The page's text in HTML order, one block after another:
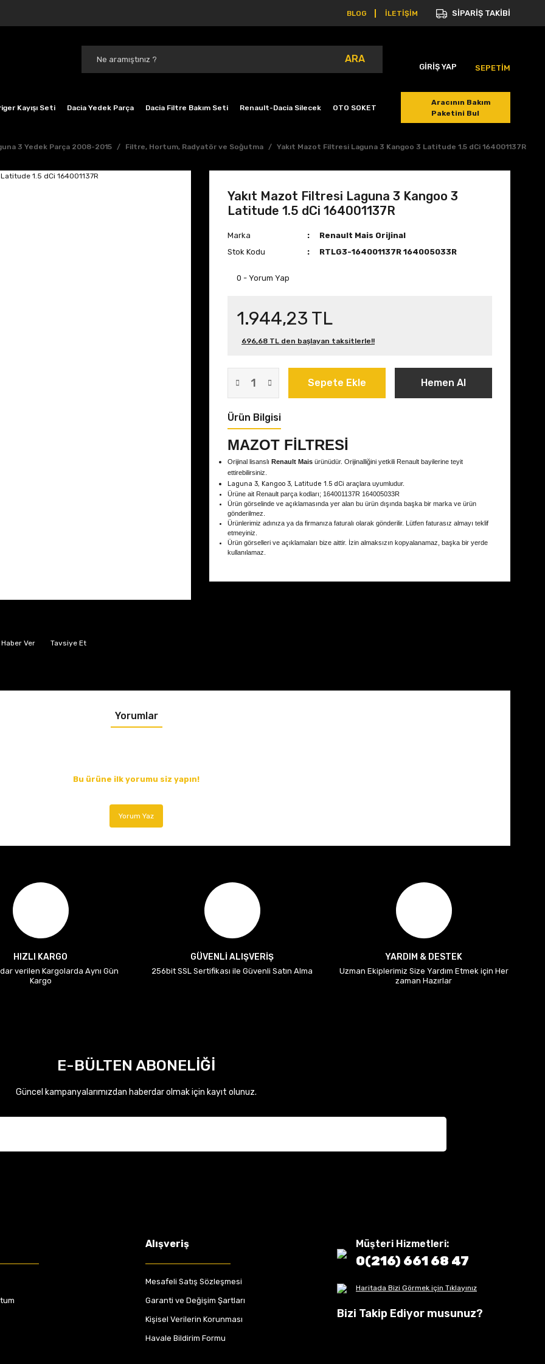
BLOG İLETİŞİM SİPARİŞ TAKİBİ
ARA
GİRİŞ YAP SEPETİM
Kayışı Seti Dacia Yedek Parça Dacia Filtre Bakım Seti Renault-Dacia Silecek OTO SOKET
Aracının Bakım
Paketini Bul
3 Yedek Parça 2008-2015 Filtre, Hortum, Radyatör ve Soğutma Yakıt Mazot Filtresi Laguna 3 Kangoo 3 Latitude 1.5 dCi 164001137R
Ver Tavsiye Et
Yakıt Mazot Filtresi Laguna 3 Kangoo 3
Latitude 1.5 dCi 164001137R
Marka
Renault Mais Orijinal
Stok Kodu
RTLG3-164001137R 164005033R
0 - Yorum Yap
1.944,23 TL
696,68 TL den başlayan taksitlerle!!
Sepete Ekle Hemen Al
Ürün Bilgisi
MAZOT FİLTRESİ
Orijinal lisanslı Renault Mais ürünüdür. Orijinalliğini yetkili Renault bayilerine teyit
ettirebilirsiniz.
Laguna 3, Kangoo 3, Latitude 1.5 dCi araçlara uyumludur.
Ürüne ait Renault parça kodları; 164001137R 164005033R
Ürün görselinde ve açıklamasında yer alan bu ürün dışında başka bir marka ve ürün
gönderilmez.
Ürünlerimiz adınıza ya da firmanıza faturalı olarak gönderilir. Lütfen faturasız almayı teklif
etmeyiniz.
Ürün görselleri ve açıklamaları bize aittir. İzin almaksızın kopyalanamaz, başka bir yerde
kullanılamaz.
Yorumlar
Bu ürüne ilk yorumu siz yapın!
Yorum Yaz
HIZLI KARGO
verilen Kargolarda Aynı Gün
Kargo
GÜVENLİ ALIŞVERİŞ
256bit SSL Sertifikası ile Güvenli Satın Alma
YARDIM & DESTEK
Uzman Ekiplerimiz Size Yardım Etmek için Her
zaman Hazırlar
E-BÜLTEN ABONELİĞİ
Güncel kampanyalarımızdan haberdar olmak için kayıt olunuz.
Alışveriş
Mesafeli Satış Sözleşmesi
Garanti ve Değişim Şartları
Kişisel Verilerin Korunması
Havale Bildirim Formu
Müşteri Hizmetleri:
0(216) 661 68 47
Haritada Bizi Görmek için Tıklayınız
Bizi Takip Ediyor musunuz?